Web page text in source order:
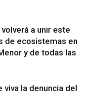
a unir este
de ecosistemas en
y de todas las
viva la denuncia del